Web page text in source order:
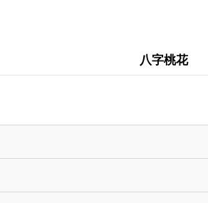
八字桃花